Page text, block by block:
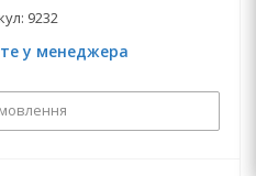
9232
у менеджера